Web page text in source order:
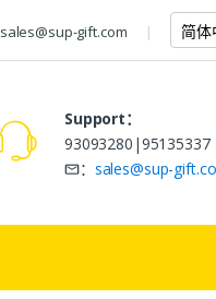
sales@sup-gift.com
Support：
93093280|95135337
： sales@sup-